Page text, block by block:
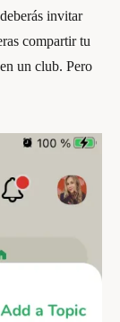
invitar
compartir tu
un club. Pero